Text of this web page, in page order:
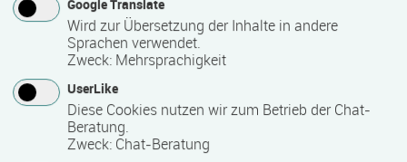
berufsbegleitend, Teilzeit
Lehr- und Lernform
Präsenzveranstaltung
Google Translate
Wird zur Übersetzung der Inhalte in andere
Sprachen verwendet.
Zweck: Mehrsprachigkeit
UserLike
Diese Cookies nutzen wir zum Betrieb der Chat-
Beratung.
Zweck: Chat-Beratung